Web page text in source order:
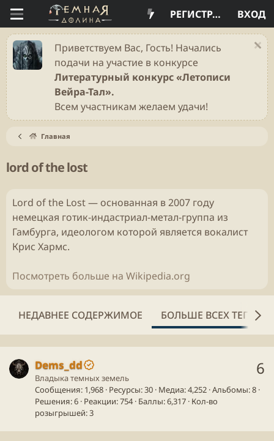
ВХОД
РЕГИСТРАЦИЯ
Приветствуем Вас, Гость! Начались
подачи на участие в конкурсе
Литературный конкурс «Летописи
Вейра-Тал».
Всем участникам желаем удачи!
Главная
lord of the lost
Lord of the Lost — основанная в 2007 году
немецкая готик-индастриал-метал-группа из
Гамбурга, идеологом которой является вокалист
Крис Хармс.
Посмотреть больше на Wikipedia.org
НЕДАВНЕЕ СОДЕРЖИМОЕ БОЛЬШЕ ВСЕХ ТЕГОВ
6
Dems_dd
Владыка темных земель
Сообщения 1,968 Ресурсы 30 Медиа 4,252 Альбомы 8
Решения 6 Реакции 754 Баллы 6,317 Кол-во
розыгрышей 3